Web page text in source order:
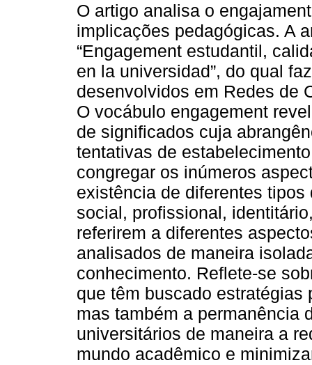
O artigo analisa o
implicações pedagógicas. A
“Engagement estudantil,
en la universidad”, do qual
desenvolvidos em Redes de
O vocábulo engagement
de significados cuja
tentativas de
congregar os inúmeros
existência de diferentes
social, profissional,
referirem a diferentes
analisados de maneira
conhecimento. Reflete-se
que têm buscado estratégias
mas também a permanência
universitários de maneira a
mundo acadêmico e